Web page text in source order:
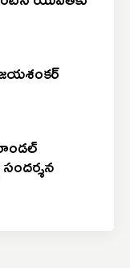
జయశంకర్
సందర్శన